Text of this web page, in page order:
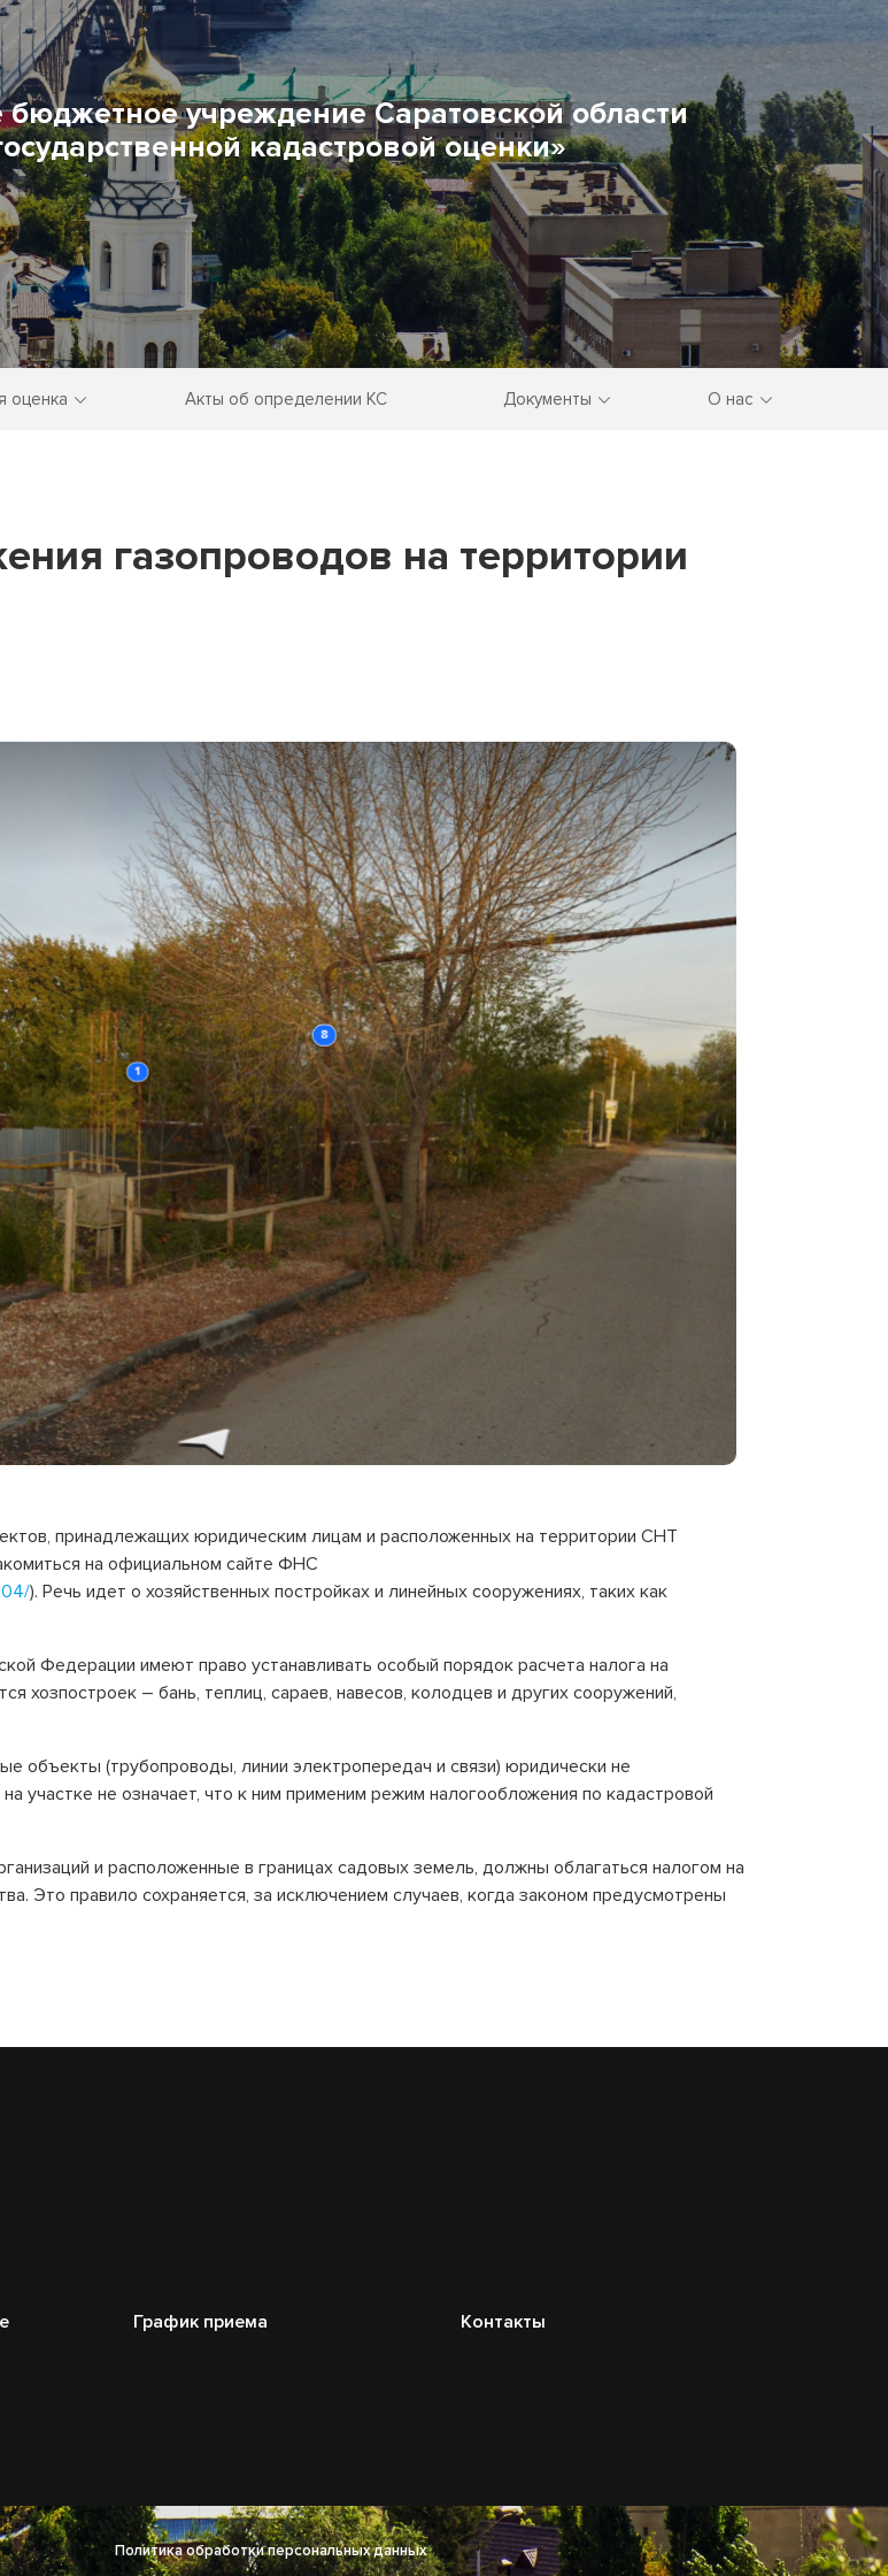
бюджетное учреждение Саратовской области
кадастровой оценки»
оценка Акты об определении КС Документы О нас
газопроводов на территории
принадлежащих юридическим лицам и расположенных на территории СНТ
на официальном сайте ФНС
). Речь идет о хозяйственных постройках и линейных сооружениях, таких как
Федерации имеют право устанавливать особый порядок расчета налога на
хозпостроек – бань, теплиц, сараев, навесов, колодцев и других сооружений,
объекты (трубопроводы, линии электропередач и связи) юридически не
участке не означает, что к ним применим режим налогообложения по кадастровой
и расположенные в границах садовых земель, должны облагаться налогом на
Это правило сохраняется, за исключением случаев, когда законом предусмотрены
График приема Контакты
Политика обработки персональных данных